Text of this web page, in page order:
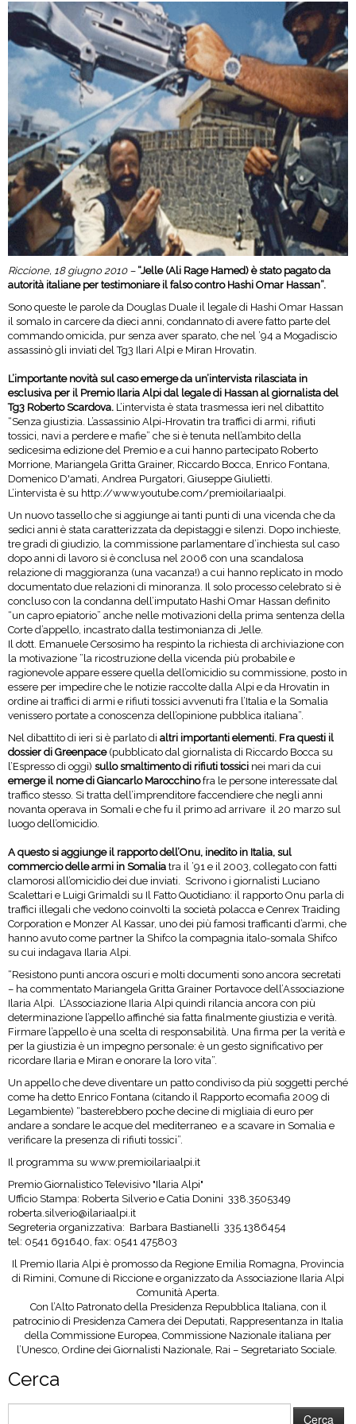
Riccione, 18 giugno 2010 – “Jelle (Ali Rage Hamed) è stato pagato da
autorità italiane per testimoniare il falso contro Hashi Omar Hassan”.
Sono queste le parole da Douglas Duale il legale di Hashi Omar Hassan
il somalo in carcere da dieci anni, condannato di avere fatto parte del
commando omicida, pur senza aver sparato, che nel ’94 a Mogadiscio
assassinò gli inviati del Tg3 Ilari Alpi e Miran Hrovatin.
L’importante novità sul caso emerge da un’intervista rilasciata in
esclusiva per il Premio Ilaria Alpi dal legale di Hassan al giornalista del
Tg3 Roberto Scardova. L’intervista è stata trasmessa ieri nel dibattito
“Senza giustizia. L’assassinio Alpi-Hrovatin tra traffici di armi, rifiuti
tossici, navi a perdere e mafie” che si è tenuta nell’ambito della
sedicesima edizione del Premio e a cui hanno partecipato Roberto
Morrione, Mariangela Gritta Grainer, Riccardo Bocca, Enrico Fontana,
Domenico D'amati, Andrea Purgatori, Giuseppe Giulietti.
L’intervista è su http://www.youtube.com/premioilariaalpi
Un nuovo tassello che si aggiunge ai tanti punti di una vicenda che da
sedici anni è stata caratterizzata da depistaggi e silenzi. Dopo inchieste,
tre gradi di giudizio, la commissione parlamentare d’inchiesta sul caso
dopo anni di lavoro si è conclusa nel 2006 con una scandalosa
relazione di maggioranza (una vacanza!) a cui hanno replicato in modo
documentato due relazioni di minoranza. Il solo processo celebrato si è
concluso con la condanna dell’imputato Hashi Omar Hassan definito
“un capro epiatorio” anche nelle motivazioni della prima sentenza della
Corte d’appello, incastrato dalla testimonianza di Jelle.
Il dott. Emanuele Cersosimo ha respinto la richiesta di archiviazione con
la motivazione ”la ricostruzione della vicenda più probabile e
ragionevole appare essere quella dell’omicidio su commissione, posto in
essere per impedire che le notizie raccolte dalla Alpi e da Hrovatin in
ordine ai traffici di armi e rifiuti tossici avvenuti fra l’Italia e la Somalia
venissero portate a conoscenza dell’opinione pubblica italiana”.
Nel dibattito di ieri si è parlato di altri importanti elementi. Fra questi il
dossier di Greenpace (pubblicato dal giornalista di Riccardo Bocca su
l’Espresso di oggi) sullo smaltimento di rifiuti tossici nei mari da cui
emerge il nome di Giancarlo Marocchinofra le persone interessate dal
traffico stesso. Si tratta dell’imprenditore faccendiere che negli anni
novanta operava in Somali e che fu il primo ad arrivare il 20 marzo sul
luogo dell’omicidio.
A questo si aggiunge il rapporto dell’Onu, inedito in Italia, sul
commercio delle armi in Somalia tra il ’91 e il 2003, collegato con fatti
clamorosi all’omicidio dei due inviati. Scrivono i giornalisti Luciano
Scalettari e Luigi Grimaldi su Il Fatto Quotidiano: il rapporto Onu parla di
traffici illegali che vedono coinvolti la società polacca e Cenrex Traiding
Corporation e Monzer Al Kassar, uno dei più famosi trafficanti d’armi, che
hanno avuto come partner la Shifco la compagnia italo-somala Shifco
su cui indagava Ilaria Alpi.
“Resistono punti ancora oscuri e molti documenti sono ancora secretati
– ha commentato Mariangela Gritta Grainer Portavoce dell’Associazione
Ilaria Alpi. L’Associazione Ilaria Alpi quindi rilancia ancora con più
determinazione l’appello affinché sia fatta finalmente giustizia e verità.
Firmare l’appello è una scelta di responsabilità. Una firma per la verità e
per la giustizia è un impegno personale: è un gesto significativo per
ricordare Ilaria e Miran e onorare la loro vita”.
Un appello che deve diventare un patto condiviso da più soggetti perché
come ha detto Enrico Fontana (citando il Rapporto ecomafia 2009 di
Legambiente) “basterebbero poche decine di migliaia di euro per
andare a sondare le acque del mediterraneo e a scavare in Somalia e
verificare la presenza di rifiuti tossici”.
Il programma su www.premioilariaalpi.it
Premio Giornalistico Televisivo "Ilaria Alpi"
Ufficio Stampa: Roberta Silverio e Catia Donini 338.3505349
roberta.silverio@ilariaalpi.it
Segreteria organizzativa: Barbara Bastianelli 335.1386454
tel: 0541 691640, fax: 0541 475803
Il Premio Ilaria Alpi è promosso da Regione Emilia Romagna, Provincia
di Rimini, Comune di Riccione e organizzato da Associazione Ilaria Alpi
Comunità Aperta.
Con l’Alto Patronato della Presidenza Repubblica Italiana, con il
patrocinio di Presidenza Camera dei Deputati, Rappresentanza in Italia
della Commissione Europea, Commissione Nazionale italiana per
l’Unesco, Ordine dei Giornalisti Nazionale, Rai – Segretariato Sociale.
Cerca